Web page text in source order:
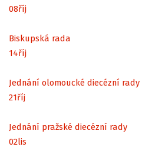
08říj
Biskupská rada
14říj
Jednání olomoucké diecézní rady
21říj
Jednání pražské diecézní rady
02lis